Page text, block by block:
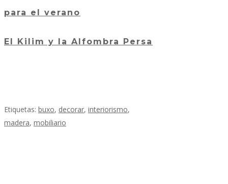
para el verano
El Kilim y la Alfombra Persa
Etiquetas: buxo, decorar, interiorismo,
madera, mobiliario